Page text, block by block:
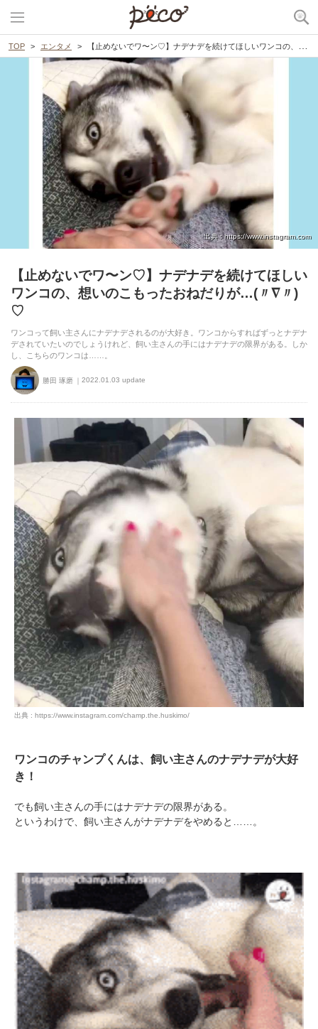
TOP エンタメ 【止めないでワ〜ン♡】ナデナデを続けてほしいワンコの、想いのこもったおねだりが…(〃∇〃)♡
出典 : https://www.instagram.com
【止めないでワ〜ン♡】ナデナデを続けてほしい
ワンコの、想いのこもったおねだりが…(〃∇〃)
♡
ワンコって飼い主さんにナデナデされるのが大好き。ワンコからすればずっとナデナ
デされていたいのでしょうけれど、飼い主さんの手にはナデナデの限界がある。しか
し、こちらのワンコは……。
勝田 琢磨 2022.01.03 update
出典 : https://www.instagram.com/champ.the.huskimo/
ワンコのチャンプくんは、飼い主さんのナデナデが大好
き！
でも飼い主さんの手にはナデナデの限界がある。
というわけで、飼い主さんがナデナデをやめると……。